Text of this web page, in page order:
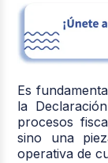
Es
la
procesos
sino una
operativa de